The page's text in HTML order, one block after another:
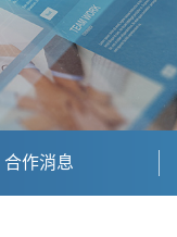
合作消息